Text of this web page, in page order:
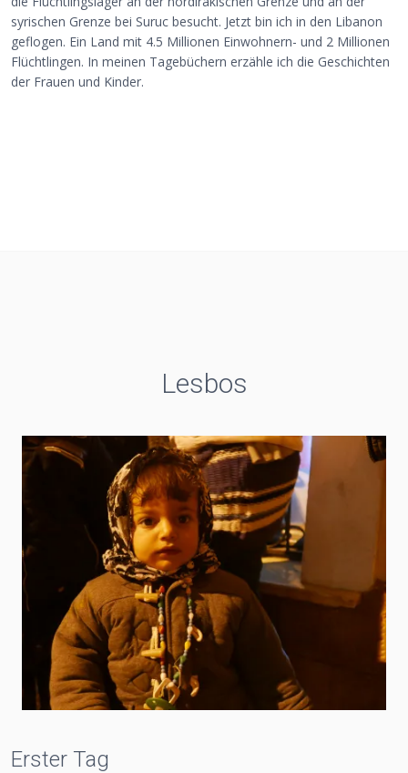
syrischen Grenze bei Suruc besucht. Jetzt bin ich in den Libanon
geflogen. Ein Land mit 4.5 Millionen Einwohnern- und 2 Millionen
Flüchtlingen. In meinen Tagebüchern erzähle ich die Geschichten
der Frauen und Kinder.
Lesbos
Erster Tag